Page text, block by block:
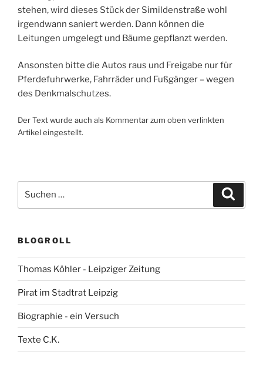
stehen, wird dieses Stück der Simildenstraße wohl
irgendwann saniert werden. Dann können die
Leitungen umgelegt und Bäume gepflanzt werden.
Ansonsten bitte die Autos raus und Freigabe nur für
Pferdefuhrwerke, Fahrräder und Fußgänger – wegen
des Denkmalschutzes.
Der Text wurde auch als Kommentar zum oben verlinkten
Artikel eingestellt.
nach:
BLOGROLL
Thomas Köhler - Leipziger Zeitung
Pirat im Stadtrat Leipzig
Biographie - ein Versuch
Texte C.K.